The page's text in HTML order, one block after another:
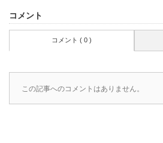
コメント
コメント ( 0 )
この記事へのコメントはありません。